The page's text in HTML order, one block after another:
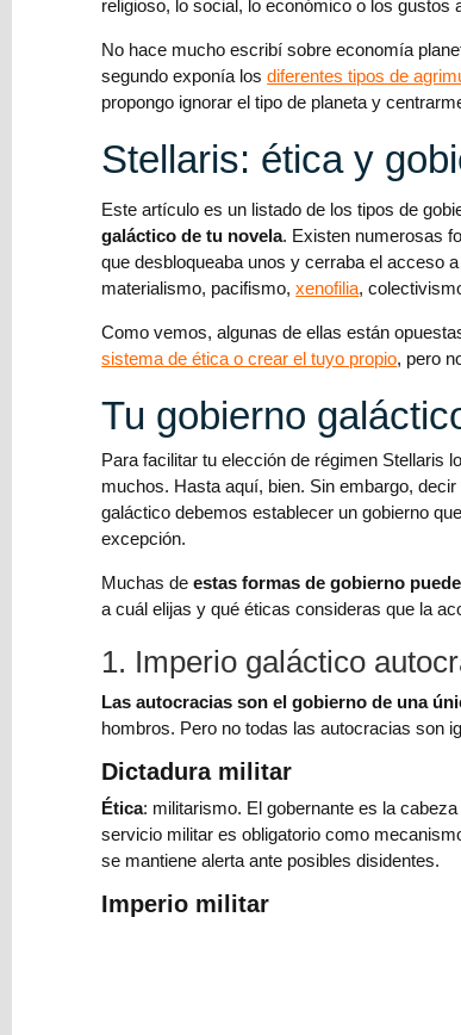
leído
acepto
Tratamiento
datos
Política
Privacidad
Últimos
Posts
Reseña:
Tormenta
Roja,
un
wargame
por
religioso, lo social, lo económico o los gustos
No hace mucho escribí sobre economía
segundo exponía losdiferentes tipos de
propongo ignorar el tipo de planeta y
Stellaris: ética y
Este artículo es un listado de los tipos de
galáctico de tu novela. Existen numerosas
que desbloqueaba unos y cerraba el acceso
materialismo, pacifismo,xenofilia,
Como vemos, algunas de ellas están
sistema de ética o crear el tuyo propio, pero
Tu gobierno
Para facilitar tu elección de régimen Stellaris
muchos. Hasta aquí, bien. Sin embargo,
galáctico debemos establecer un gobierno
excepción.
Muchas deestas formas de gobierno
a cuál elijas y qué éticas consideras que la
1. Imperio galáctico
Las autocracias son el gobierno de una
hombros. Pero no todas las autocracias son
Dictadura militar
Ética: militarismo. El gobernante es la
servicio militar es obligatorio como
se mantiene alerta ante posibles disidentes.
Imperio militar